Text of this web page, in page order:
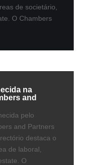
de societário,
O Chambers
na
and
pelo
and Partners
destaca o
de laboral,
O